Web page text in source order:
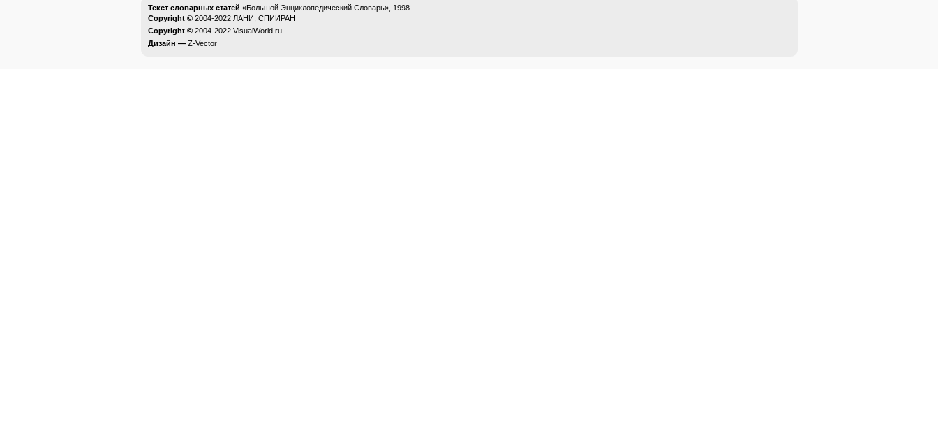
Текст словарных статей «Большой Энциклопедический Словарь», 1998.
Copyright © 2004-2022 ЛАНИ, СПИИРАН
Copyright © 2004-2022 VisualWorld.ru
Дизайн — Z-Vector